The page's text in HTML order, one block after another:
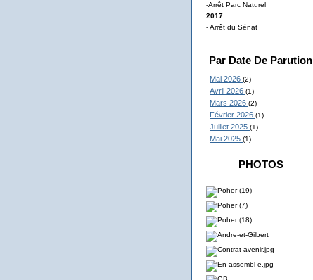
-Arrêt Parc Naturel
2017
- Arrêt du Sénat
Par Date De Parution
Mai 2026 (2)
Avril 2026 (1)
Mars 2026 (2)
Février 2026 (1)
Juillet 2025 (1)
Mai 2025 (1)
PHOTOS